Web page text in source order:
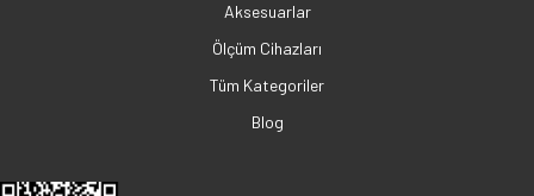
Aksesuarlar
Ölçüm Cihazları
Tüm Kategoriler
Blog